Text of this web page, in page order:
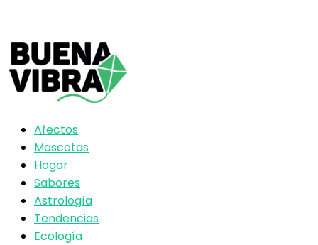
Afectos
Mascotas
Hogar
Sabores
Astrología
Tendencias
Ecología